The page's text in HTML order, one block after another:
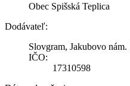
Obec Spišská Teplica
Dodávateľ:
Slovgram, Jakubovo
IČO:
17310598